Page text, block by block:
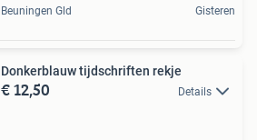
Beuningen Gld Gisteren
Donkerblauw tijdschriften rekje
€ 12,50 Details